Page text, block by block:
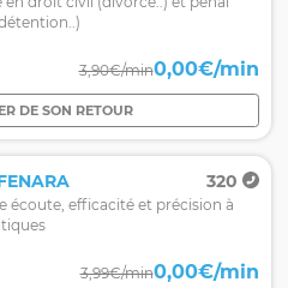
3,90€/min0,00€/min
DE SON RETOUR
320
écoute, efficacité et précision à
3,99€/min0,00€/min